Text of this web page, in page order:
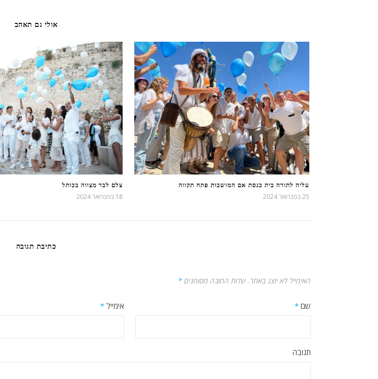
אולי גם תאהב
צלם לבר מצווה בכותל
18 בפברואר 2024
עליה לתורה בית כנסת אם המושבות פתח תקווה
25 בפברואר 2024
כתיבת תגובה
האימייל לא יוצג באתר. שדות החובה מסומנים *
שם * אימייל*
תגובה